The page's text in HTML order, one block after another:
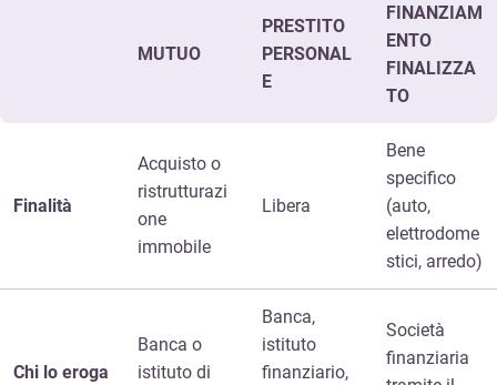
MUTUO
PRESTITO
PERSONAL
E
FINANZIAM
ENTO
FINALIZZA
TO
Finalità
Acquisto o
ristrutturazi
one
immobile
Libera
Bene
specifico
(auto,
elettrodome
stici, arredo)
Chi lo eroga
Banca o
istituto di
Banca,
istituto
finanziario,
Società
finanziaria